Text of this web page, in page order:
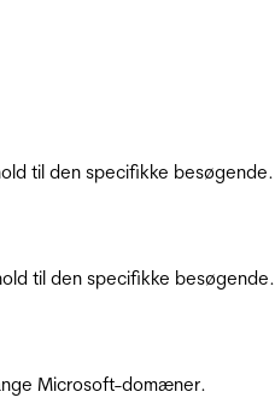
til den specifikke besøgende.
til den specifikke besøgende.
Microsoft-domæner.